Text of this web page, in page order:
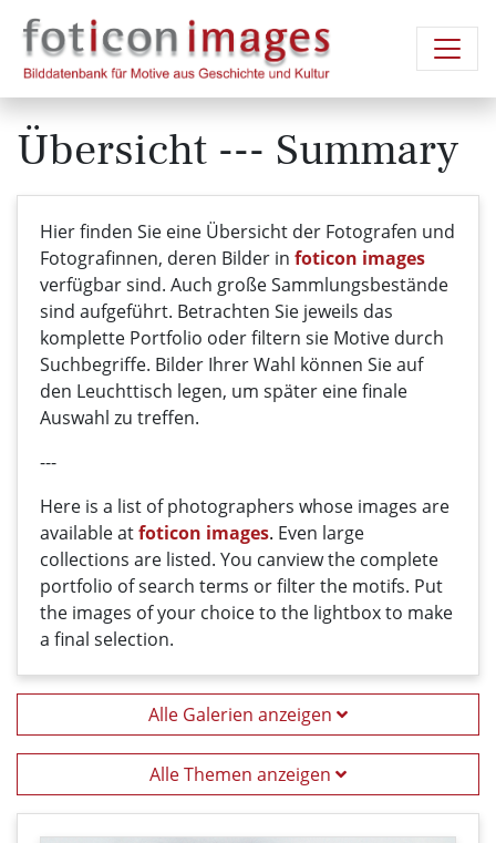
Übersicht --- Summary
Hier finden Sie eine Übersicht der Fotografen und
Fotografinnen, deren Bilder in foticon images
verfügbar sind. Auch große Sammlungsbestände
sind aufgeführt. Betrachten Sie jeweils das
komplette Portfolio oder filtern sie Motive durch
Suchbegriffe. Bilder Ihrer Wahl können Sie auf
den Leuchttisch legen, um später eine finale
Auswahl zu treffen.
---
Here is a list of photographers whose images are
availableatfoticon images. Even large
collections are listed. You canview the complete
portfolio ofsearch terms or filterthe motifs. Put
the images of your choiceto the lightboxto make
a final selection.
Alle Galerien anzeigen
Alle Themen anzeigen